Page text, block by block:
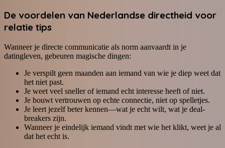
De voordelen van Nederlandse directheid voor
relatie tips
Wanneer je directe communicatie als norm aanvaardt in je
datingleven, gebeuren magische dingen:
Je verspilt geen maanden aan iemand van wie je diep weet dat
het niet past.
Je weet veel sneller of iemand echt interesse heeft of niet.
Je bouwt vertrouwen op echte connectie, niet op spelletjes.
Je leert jezelf beter kennen—wat je echt wilt, wat je deal-
breakers zijn.
Wanneer je eindelijk iemand vindt met wie het klikt, weet je al
dat het echt is.